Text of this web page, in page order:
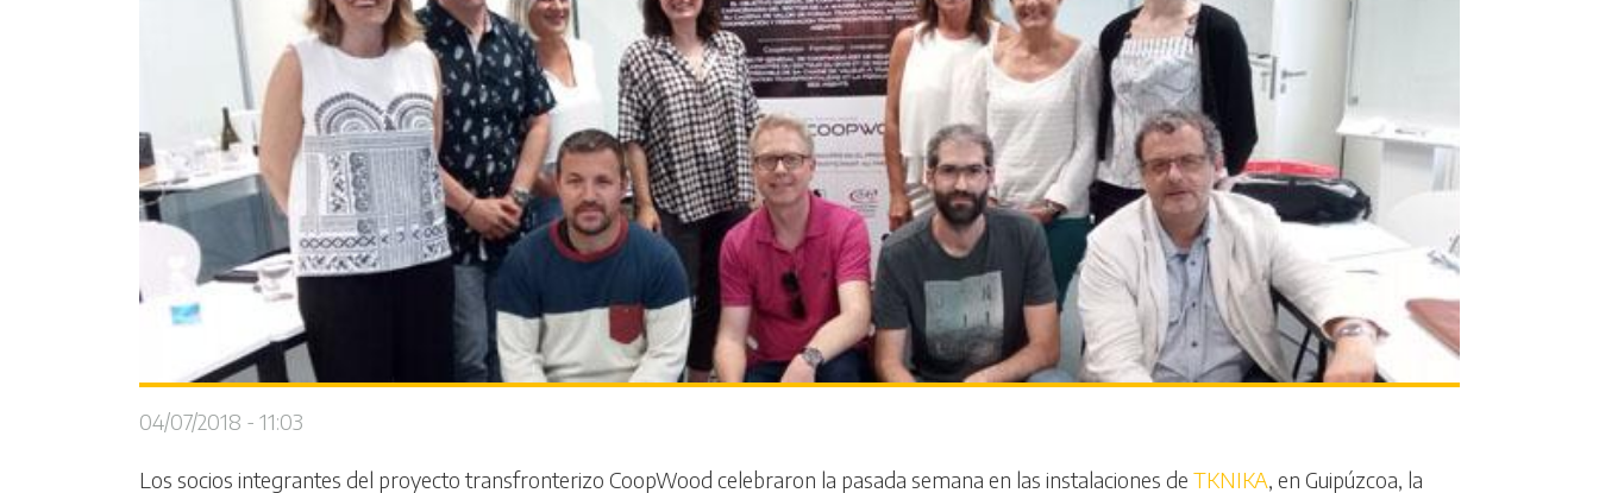
04/07/2018 - 11:03
Los socios integrantes del proyecto transfronterizo CoopWood celebraron la pasada semana en las instalaciones de TKNIKA , en Guipúzcoa, la